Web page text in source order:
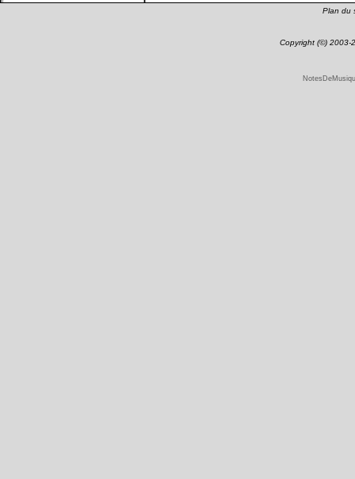
Plan du
Copyright (©) 2003-